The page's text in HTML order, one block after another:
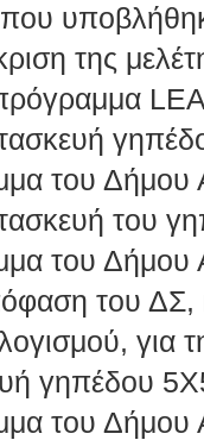
της
του
του
του
του ΔΣ,
για
γηπέδου
του